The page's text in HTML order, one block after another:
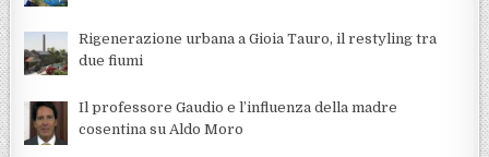
Rigenerazione urbana a Gioia Tauro, il restyling tra
due fiumi
Il professore Gaudio e l’influenza della madre
cosentina su Aldo Moro